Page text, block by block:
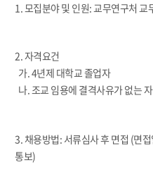
1. 모집분야 및 인원: 교무연구처 교
2. 자격요건
가. 4년제 대학교 졸업자
나. 조교 임용에 결격사유가 없는 자
3. 채용방법: 서류심사 후 면접 (면
통보)